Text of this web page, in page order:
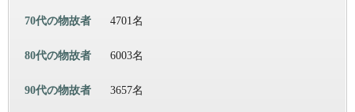
70代の物故者 4701名
80代の物故者 6003名
90代の物故者 3657名